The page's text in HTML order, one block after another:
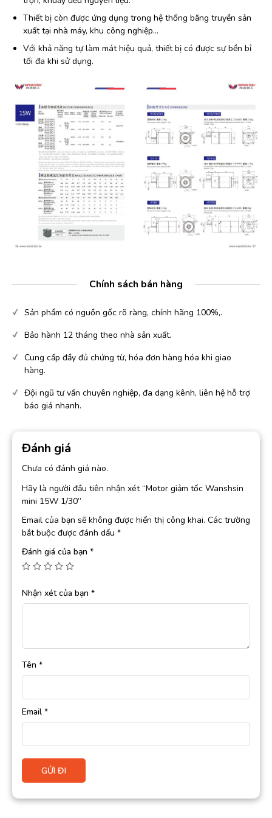
Thiết bị còn được ứng dụng trong hệ thống băng truyền sản
xuất tại nhà máy, khu công nghiệp…
Với khả năng tự làm mát hiệu quả, thiết bị có được sự bền bỉ
tối đa khi sử dụng.
Chính sách bán hàng
Sản phẩm có nguồn gốc rõ ràng, chính hãng 100%,.
Bảo hành 12 tháng theo nhà sản xuất.
Cung cấp đầy đủ chứng từ, hóa đơn hàng hóa khi giao
hàng.
Đội ngũ tư vấn chuyên nghiệp, đa dạng kênh, liên hệ hỗ trợ
báo giá nhanh.
Đánh giá
Chưa có đánh giá nào.
Hãy là người đầu tiên nhận xét “Motor giảm tốc Wanshsin
mini 15W 1/30”
Email của bạn sẽ không được hiển thị công khai. Các trường
bắt buộc được đánh dấu *
Đánh giá của bạn *
Nhận xét của bạn *
Tên *
Email *